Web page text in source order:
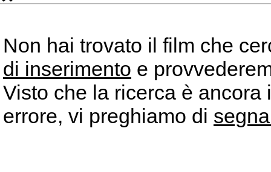
Non hai trovato il film che
di inserimento e
Visto che la ricerca è
errore, vi preghiamo di